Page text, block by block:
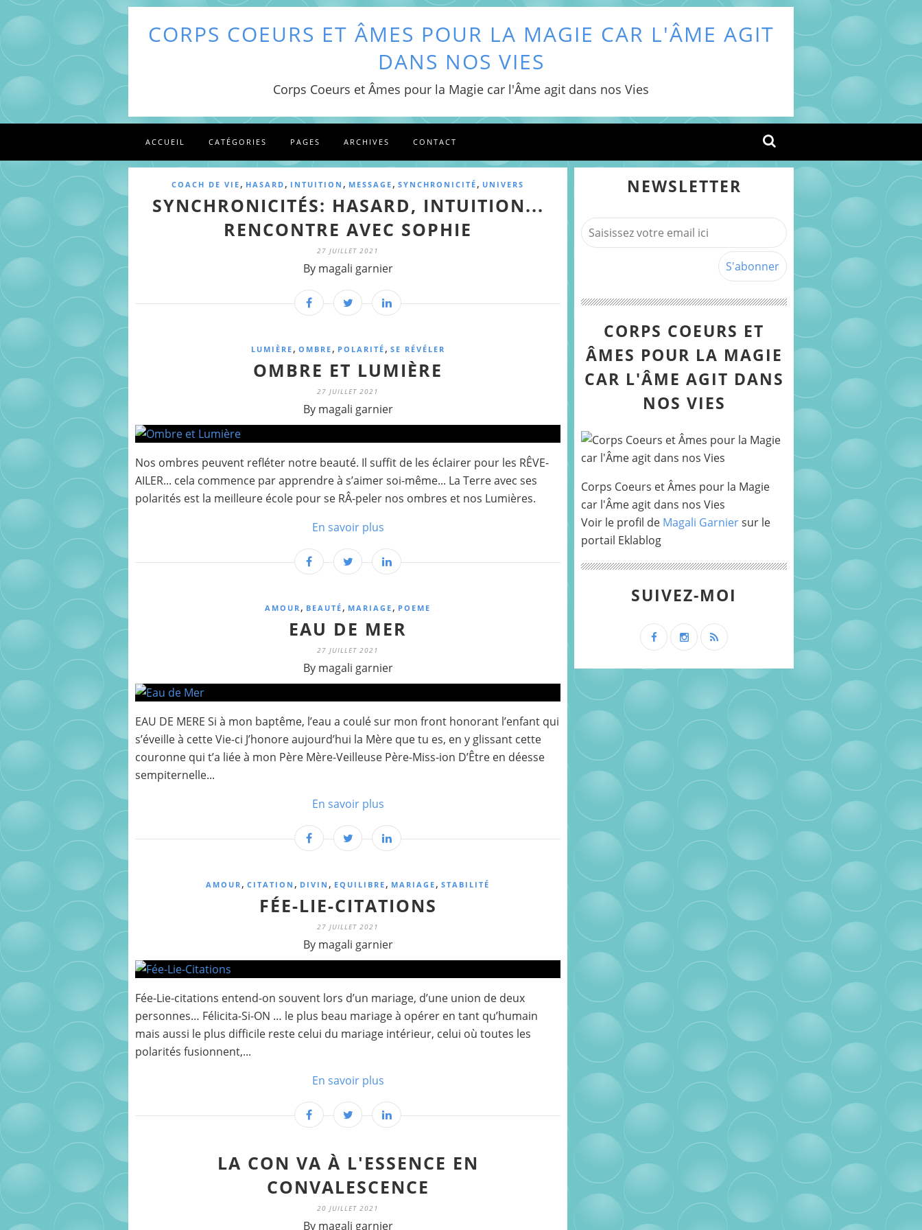
CORPS COEURS ET ÂMES POUR LA MAGIE CAR L'ÂME AGIT
DANS NOS VIES
Corps Coeurs et Âmes pour la Magie car l'Âme agit dans nos Vies
ACCUEIL CATÉGORIES PAGES ARCHIVES CONTACT
COACH DE VIE , HASARD , INTUITION , MESSAGE , SYNCHRONICITÉ , UNIVERS
SYNCHRONICITÉS: HASARD, INTUITION...
RENCONTRE AVEC SOPHIE
27 JUILLET 2021
By magali garnier
LUMIÈRE , OMBRE , POLARITÉ , SE RÉVÉLER
OMBRE ET LUMIÈRE
27 JUILLET 2021
By magali garnier
Nos ombres peuvent refléter notre beauté. Il suffit de les éclairer pour les RÊVE-
AILER... cela commence par apprendre à s’aimer soi-même... La Terre avec ses
polarités est la meilleure école pour se RÂ-peler nos ombres et nos Lumières.
En savoir plus
AMOUR , BEAUTÉ , MARIAGE , POEME
EAU DE MER
27 JUILLET 2021
By magali garnier
EAU DE MERE Si à mon baptême, l’eau a coulé sur mon front honorant l’enfant qui
s’éveille à cette Vie-ci J’honore aujourd’hui la Mère que tu es, en y glissant cette
couronne qui t’a liée à mon Père Mère-Veilleuse Père-Miss-ion D’Être en déesse
sempiternelle...
En savoir plus
AMOUR , CITATION , DIVIN , EQUILIBRE , MARIAGE , STABILITÉ
FÉE-LIE-CITATIONS
27 JUILLET 2021
By magali garnier
Fée-Lie-citations entend-on souvent lors d’un mariage, d’une union de deux
personnes… Félicita-Si-ON … le plus beau mariage à opérer en tant qu’humain
mais aussi le plus difficile reste celui du mariage intérieur, celui où toutes les
polarités fusionnent,...
En savoir plus
LA CON VA À L'ESSENCE EN
CONVALESCENCE
20 JUILLET 2021
By magali garnier
NEWSLETTER
CORPS COEURS ET
ÂMES POUR LA MAGIE
CAR L'ÂME AGIT DANS
NOS VIES
Corps Coeurs et Âmes pour la Magie
car l'Âme agit dans nos Vies
Voir le profil de Magali Garniersur le
portail Eklablog
SUIVEZ-MOI